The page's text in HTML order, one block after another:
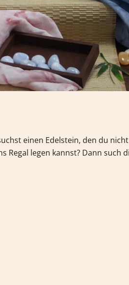
einen Edelstein, den du
Regal legen kannst? Dann such